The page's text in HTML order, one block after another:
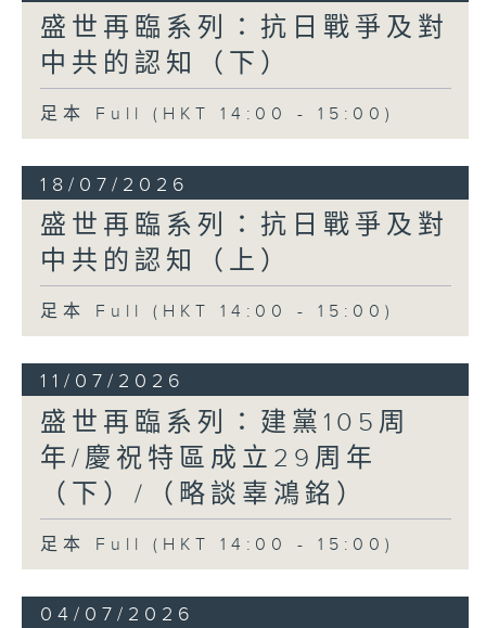
盛世再臨系列：抗日戰爭及對
中共的認知（下）
足本 Full (HKT 14:00 - 15:00)
18/07/2026
盛世再臨系列：抗日戰爭及對
中共的認知（上）
足本 Full (HKT 14:00 - 15:00)
11/07/2026
盛世再臨系列：建黨105周
年/慶祝特區成立29周年
（下）/（略談辜鴻銘）
足本 Full (HKT 14:00 - 15:00)
04/07/2026